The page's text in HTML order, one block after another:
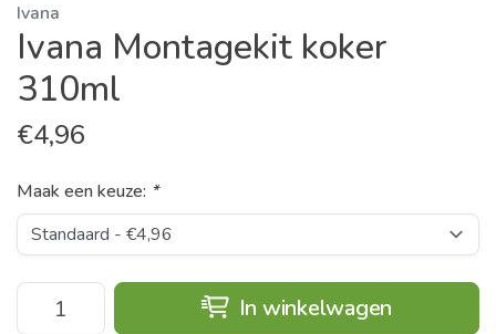
Ivana
Ivana Montagekit koker
310ml
€4,96
Maak een keuze: *
In winkelwagen